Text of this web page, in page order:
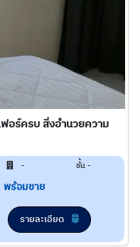
อร์ครบ สิ่งอำนวยความ
- ชั้น -
พร้อมขาย
รายละเอียด